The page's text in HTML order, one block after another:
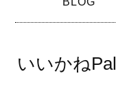
ッ
イ
メ
いいかね